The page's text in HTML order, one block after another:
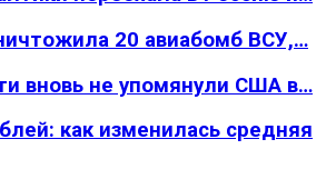
20 авиабомб ВСУ,…
вновь не упомянули США в…
как изменилась средняя